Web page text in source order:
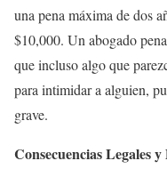
una pena máxima de dos
$10,000. Un abogado
que incluso algo que
para intimidar a alguien,
grave.
Consecuencias Legales y